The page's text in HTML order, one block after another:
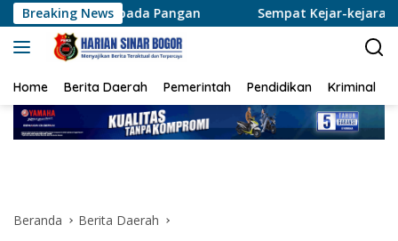
Langsung
ke
konten
Breaking News
Pangan Sempat Kejar-kejaran Sama Polisi, 2
Home Berita Daerah Pemerintah Pendidikan Kriminal
Beranda Berita Daerah